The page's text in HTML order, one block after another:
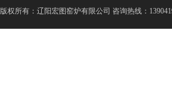
版权所有：辽阳宏图窑炉有限公司 咨询热线：